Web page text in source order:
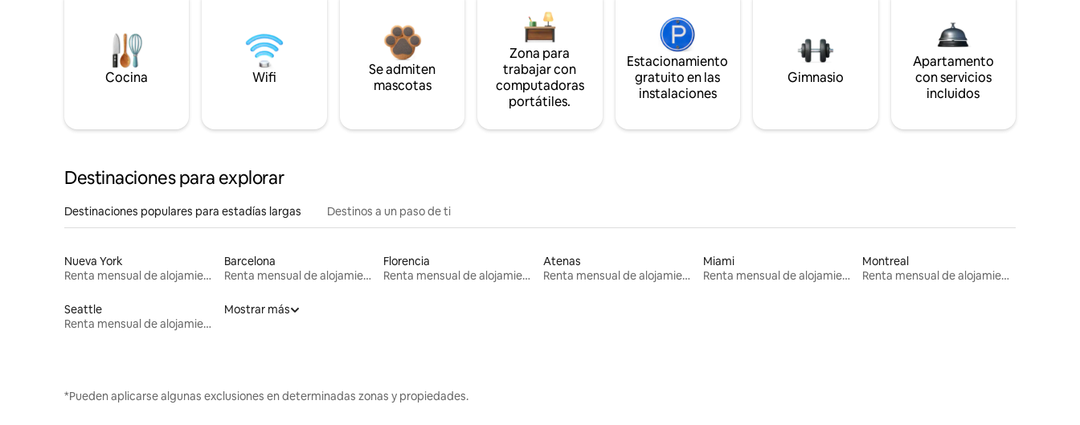
Cocina Wifi
Se admiten
mascotas
Zona para
trabajar con
computadoras
portátiles.
Estacionamiento
gratuito en las
instalaciones
Gimnasio
Apartamento
con servicios
incluidos
Destinaciones para explorar
Destinaciones populares para estadías largas Destinos a un paso de ti
Nueva York
Renta mensual de alojamientos
Barcelona
Renta mensual de alojamientos
Florencia
Renta mensual de alojamientos
Atenas
Renta mensual de alojamientos
Miami
Renta mensual de alojamientos
Montreal
Renta mensual de alojamientos
Seattle
Renta mensual de alojamientos
Mostrar más
*Pueden aplicarse algunas exclusiones en determinadas zonas y propiedades.